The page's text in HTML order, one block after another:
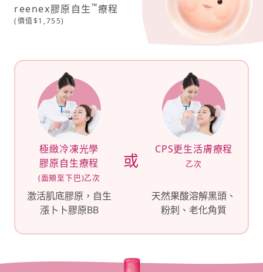
reenex膠原自生™療程
(價值$1,755)
極緻冷凍光學
膠原自生療程
(面頰至下巴)乙次
激活肌底膠原，自生
漲卜卜膠原BB
或
CPS更生活膚療程
乙次
天然果酸溶解黑頭、
粉刺、老化角質